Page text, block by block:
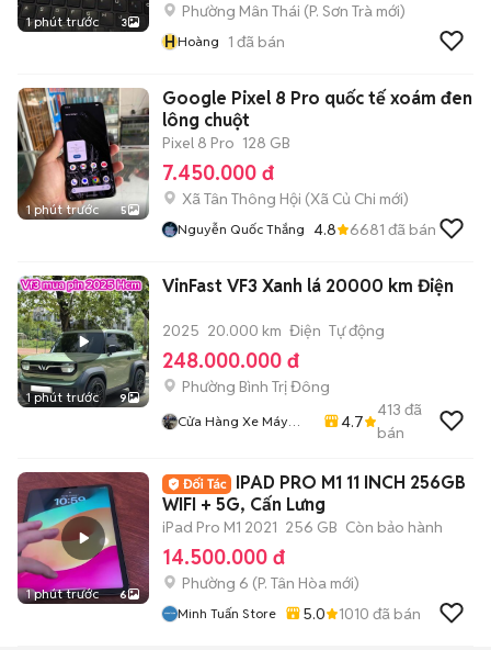
1 phút trước 3
Phường Mân Thái (P. Sơn Trà mới)
HHoàng 1 đã bán
1 phút trước 5
Google Pixel 8 Pro quốc tế xoám đen
lông chuột
Pixel 8 Pro 128 GB
7.450.000 đ
Xã Tân Thông Hội (Xã Củ Chi mới)
Nguyễn Quốc Thắng 4.8 6681 đã bán
1 phút trước 9
VinFast VF3 Xanh lá 20000 km Điện
2025 20.000 km Điện Tự động
248.000.000 đ
Phường Bình Trị Đông
Cửa Hàng Xe Máy
4.7
413 đã
bán
1 phút trước 6
IPAD PRO M1 11 INCH 256GB
WIFI + 5G, Cấn Lưng
iPad Pro M1 2021 256 GB Còn bảo hành
14.500.000 đ
Phường 6 (P. Tân Hòa mới)
Minh Tuấn Store 5.0 1010 đã bán